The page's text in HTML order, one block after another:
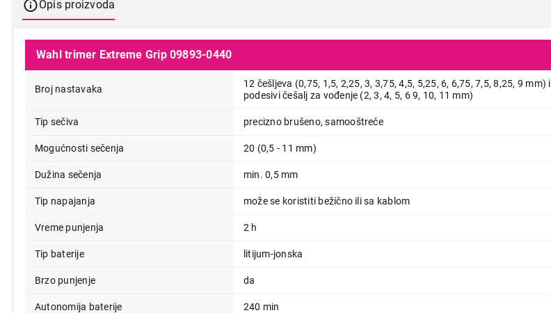
Opis proizvoda
Wahl trimer Extreme Grip 09893-0440
Broj nastavaka
12 češljeva (0,75, 1,5, 2,25, 3, 3,75, 4,5, 5,25, 6, 6,75, 7,5, 8,25, 9 mm) i
podesivi češalj za vođenje (2, 3, 4, 5, 6 9, 10, 11 mm)
Tip sečiva precizno brušeno, samooštreće
Mogućnosti sečenja 20 (0,5 - 11 mm)
Dužina sečenja min. 0,5 mm
Tip napajanja može se koristiti bežično ili sa kablom
Vreme punjenja 2 h
Tip baterije litijum-jonska
Brzo punjenje da
Autonomija baterije 240 min
TRIMERI